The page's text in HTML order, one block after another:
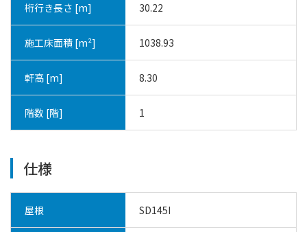
桁行き長さ [m] 30.22
施工床面積 [m²] 1038.93
軒高 [m] 8.30
階数 [階] 1
仕様
屋根 SD145I